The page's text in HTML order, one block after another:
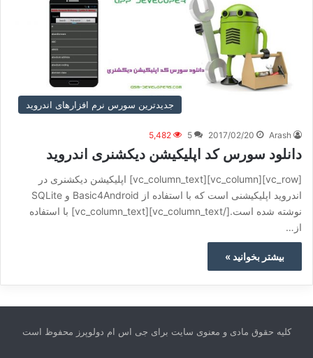
جدیدترین سورس نرم افزارهای اندروید
Arash
2017/02/20
5
5,482
دانلود سورس کد اپلیکیشن دیکشنری اندروید
[vc_row][vc_column][vc_column_text] اپلیکیشن دیکشنری در
اندروید اپلیکیشنی است که با استفاده از Basic4Android و SQLite
نوشته شده است.[/vc_column_text][vc_column_text] با استفاده
از…
بیشتر بخوانید »
کلیه حقوق مادی و معنوی سایت برای جی اس ام دولوپرز محفوظ است